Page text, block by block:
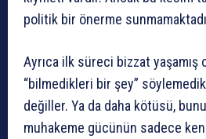
politik bir önerme
Ayrıca ilk süreci bizzat
“bilmedikleri bir şey”
değiller. Ya da daha kötüsü,
muhakeme gücünün sadece